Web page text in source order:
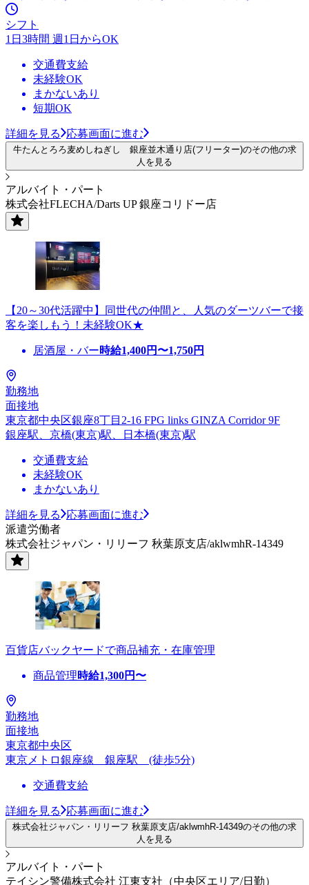
シフト
1日3時間 週1日からOK
交通費支給
未経験OK
まかないあり
短期OK
詳細を見る 応募画面に進む
牛たんとろろ麦めしねぎし 銀座並木通り店(フリーター)のその他の求
人を見る
アルバイト・パート
株式会社FLECHA/Darts UP 銀座コリドー店
【20～30代活躍中】同世代の仲間と、人気のダーツバーで接
客を楽しもう！未経験OK★
居酒屋・バー時給1,400円〜1,750円
勤務地
面接地
東京都中央区銀座8丁目2-16 FPG links GINZA Corridor 9F
銀座駅、京橋(東京)駅、日本橋(東京)駅
交通費支給
未経験OK
まかないあり
詳細を見る
応募画面に進む
派遣労働者
株式会社ジャパン・リリーフ 秋葉原支店/aklwmhR-14349
百貨店バックヤードで商品補充・在庫管理
商品管理時給1,300円〜
勤務地
面接地
東京都中央区
東京メトロ銀座線 銀座駅 (徒歩5分)
交通費支給
詳細を見る 応募画面に進む
株式会社ジャパン・リリーフ 秋葉原支店/aklwmhR-14349のその他の求
人を見る
アルバイト・パート
テイシン警備株式会社 江東支社（中央区エリア/日勤）